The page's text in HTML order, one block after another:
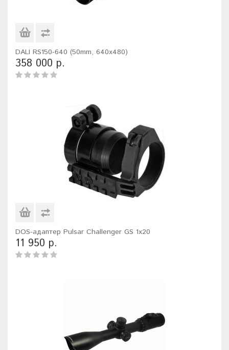
DALI RS150-640 (50mm, 640x480)
358 000 р.
DOS-адаптер Pulsar Challenger GS 1x20
11 950 р.